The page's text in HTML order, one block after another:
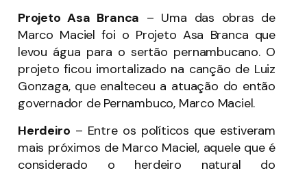
Projeto Asa Branca – Uma das obras de
Marco Maciel foi o Projeto Asa Branca que
levou água para o sertão pernambucano. O
projeto ficou imortalizado na canção de Luiz
Gonzaga, que enalteceu a atuação do então
governador de Pernambuco, Marco Maciel.
Herdeiro – Entre os políticos que estiveram
mais próximos de Marco Maciel, aquele que é
considerado o herdeiro natural do